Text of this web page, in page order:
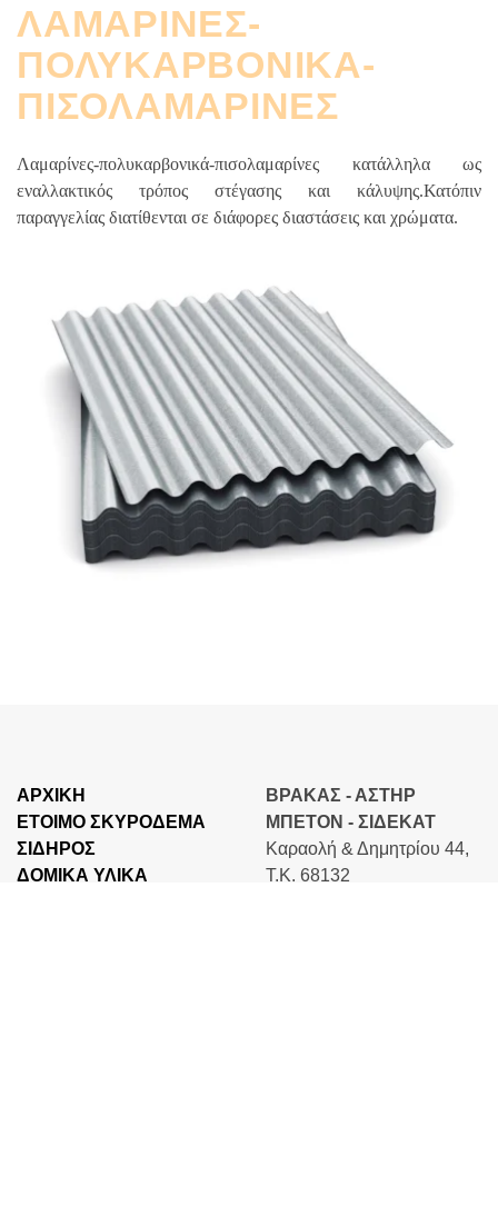
ΛΑΜΑΡΙΝΕΣ-
ΠΟΛΥΚΑΡΒΟΝΙΚΑ-
ΠΙΣΟΛΑΜΑΡΙΝΕΣ
Λαμαρίνες-πολυκαρβονικά-πισολαμαρίνες κατάλληλα ως
εναλλακτικός τρόπος στέγασης και κάλυψης.Κατόπιν
παραγγελίας διατίθενται σε διάφορες διαστάσεις και χρώματα.
ΑΡΧΙΚΗ
ΕΤΟΙΜΟ ΣΚΥΡΟΔΕΜΑ
ΣΙΔΗΡΟΣ
ΔΟΜΙΚΑ ΥΛΙΚΑ
ΒΡΑΚΑΣ - ΑΣΤΗΡ
ΜΠΕΤΟΝ - ΣΙΔΕΚΑΤ
Καραολή & Δημητρίου 44,
Τ.Κ. 68132